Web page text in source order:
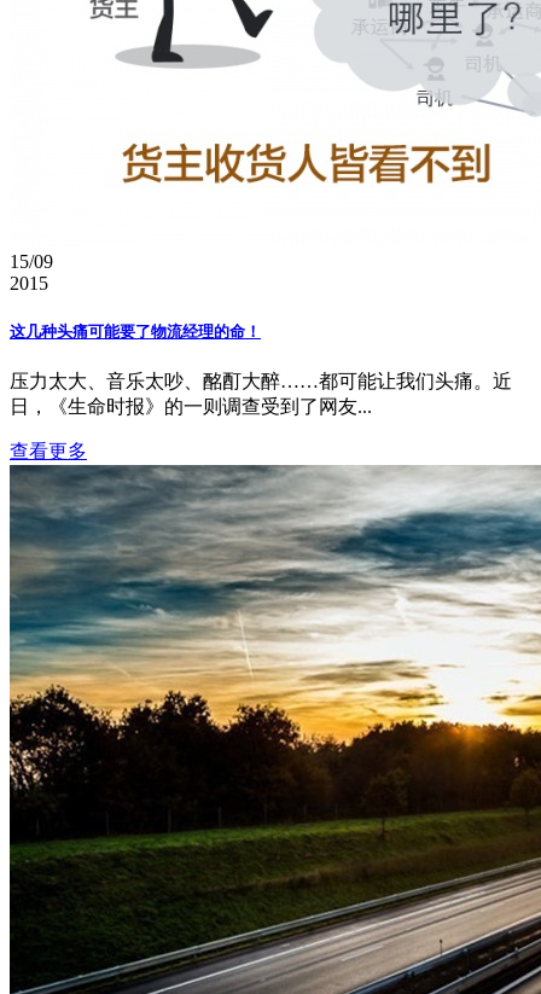
15/09
2015
这几种头痛可能要了物流经理的命！
压力太大、音乐太吵、酩酊大醉……都可能让我们头痛。近
日，《生命时报》的一则调查受到了网友...
查看更多